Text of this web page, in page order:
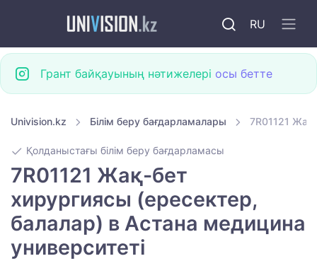
RU
Грант байқауының нәтижелері осы бетте
Univision.kz Білім беру бағдарламалары 7R01121
Қолданыстағы білім беру бағдарламасы
7R01121 Жақ-бет
хирургиясы (ересектер,
балалар) в Астана медицина
университеті